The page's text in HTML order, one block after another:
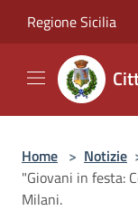
Regione Sicilia
Home > Notizie
"Giovani in festa:
Milani.